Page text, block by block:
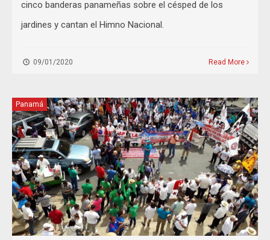
cinco banderas panameñas sobre el césped de los
jardines y cantan el Himno Nacional.
09/01/2020 Read More
Panamá